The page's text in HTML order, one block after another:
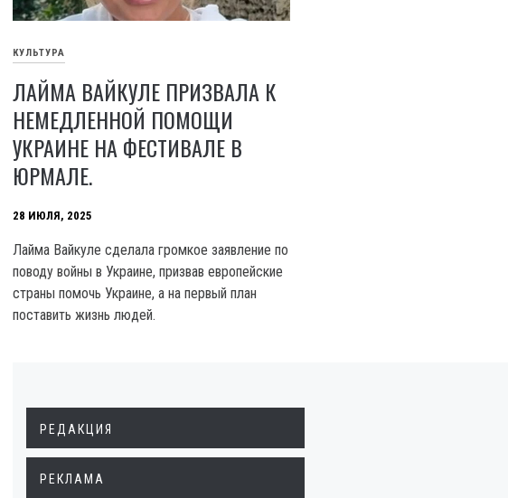
КУЛЬТУРА
ЛАЙМА ВАЙКУЛЕ ПРИЗВАЛА К
НЕМЕДЛЕННОЙ ПОМОЩИ
УКРАИНЕ НА ФЕСТИВАЛЕ В
ЮРМАЛЕ.
28 ИЮЛЯ, 2025
Лайма Вайкуле сделала громкое заявление по
поводу войны в Украине, призвав европейские
страны помочь Украине, а на первый план
поставить жизнь людей.
РЕДАКЦИЯ
РЕКЛАМА